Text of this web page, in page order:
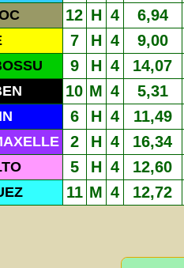
12 H 4 6,94
7 H 4 9,00
9 H 4 14,07
10 M 4 5,31
6 H 4 11,49
2 H 4 16,34
5 H 4 12,60
11 M 4 12,72